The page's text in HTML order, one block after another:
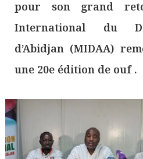
pour son grand
International du
d’Abidjan (MIDAA)
une 20e édition de ouf .